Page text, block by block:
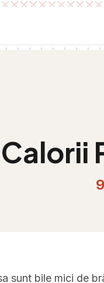
Calorii
sunt bile mici de